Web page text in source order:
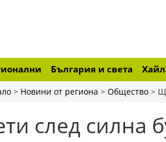
България и света
> Новини от региона > Общество >
след силна